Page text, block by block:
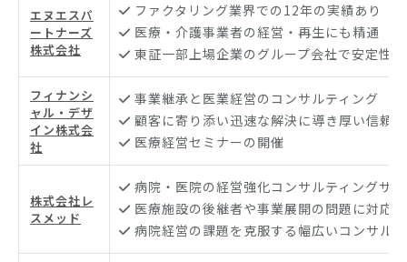
エヌエスパ
ートナーズ
株式会社
ファクタリング業界での12年の実績あり
医療・介護事業者の経営・再生にも精通
東証一部上場企業のグループ会社で安定性
フィナンシ
ャル・デザ
イン株式会
社
事業継承と医業経営のコンサルティング
顧客に寄り添い迅速な解決に導き厚い信頼
医療経営セミナーの開催
株式会社レ
スメッド
病院・医院の経営強化コンサルティングサ
医療施設の後継者や事業展開の問題に対応
病院経営の課題を克服する幅広いコンサル